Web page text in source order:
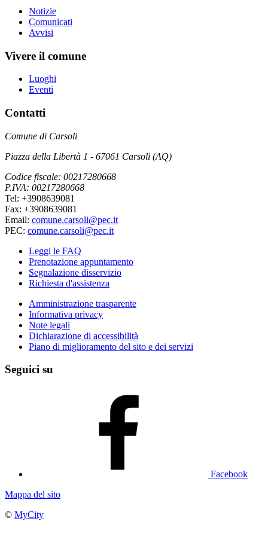
Notizie
Comunicati
Avvisi
Vivere il comune
Luoghi
Eventi
Contatti
Comune di Carsoli
Piazza della Libertà 1 - 67061 Carsoli (AQ)
Codice fiscale: 00217280668
P.IVA: 00217280668
Tel: +3908639081
Fax: +3908639081
Email: comune.carsoli@pec.it
PEC: comune.carsoli@pec.it
Leggi le FAQ
Prenotazione appuntamento
Segnalazione disservizio
Richiesta d'assistenza
Amministrazione trasparente
Informativa privacy
Note legali
Dichiarazione di accessibilità
Piano di miglioramento del sito e dei servizi
Seguici su
Facebook
Mappa del sito
© MyCity